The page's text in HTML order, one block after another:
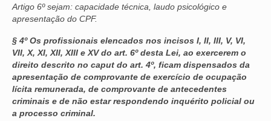
Artigo 6º sejam: capacidade técnica, laudo psicológico e
apresentação do CPF.
§ 4º Os profissionais elencados nos incisos I, II, III, V, VI,
VII, X, XI, XII, XIII e XV do art. 6º desta Lei, ao exercerem o
direito descrito no caput do art. 4º, ficam dispensados da
apresentação de comprovante de exercício de ocupação
lícita remunerada, de comprovante de antecedentes
criminais e de não estar respondendo inquérito policial ou
a processo criminal.